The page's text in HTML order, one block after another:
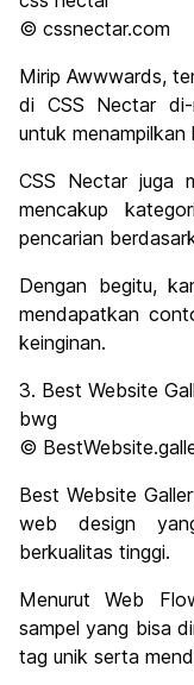
© cssnectar.com
Mirip Awwwards,
di CSS Nectar
untuk menampilkan
CSS Nectar juga
mencakup
pencarian
Dengan begitu,
mendapatkan
keinginan.
3. Best Website
bwg
©
Best Website
web design
berkualitas tinggi.
Menurut Web
sampel yang bisa
tag unik serta